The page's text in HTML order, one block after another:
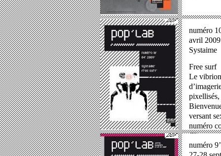
numéro
avril 2009
Systaime
Free surf
Le
pixellisés,
versant
numéro
Cliquez
numéro 9’